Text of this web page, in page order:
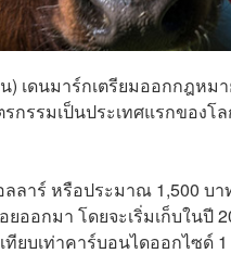
เดนมาร์กเตรียมออกกฎหม
กรรมเป็นประเทศแรกของ
ลลาร์ หรือประมาณ 1,500 บ
ออกมา โดยจะเริ่มเก็บในปี
ยบเท่าคาร์บอนไดออกไซด์